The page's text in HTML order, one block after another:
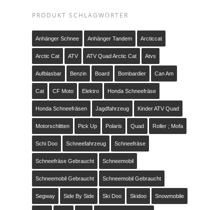
PRODUKT SCHLAGWÖRTER
Anhänger Schnee Anhänger Tandem Arcticcat
Arctic Cat ATV ATV Quad Arctic Cat Atvs
Aufblasbar Benzin Board Bombardier Can Am
Cat CF Moto Elektro Honda Schneefräse
Honda Schneefräsen Jagdfahrzeug Kinder ATV Quad
Motorschlitten Pick Up Polaris Quad Roller ; Mofa
Schi Doo Schneefahrzeug Schneefräse
Schneefräse Gebraucht Schneemobil
Schneemobil Gebraucht Schneemobil Gebraucht
Segway Side By Side Ski Doo Skidoo Snowmobile